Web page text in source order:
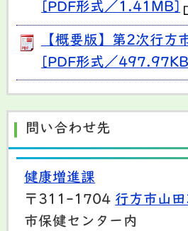
[PDF形式／1.41MB]
【概要版】第2次行方
[PDF形式／
問い合わせ先
健康増進課
〒311-1704 行方市山
市保健センター内